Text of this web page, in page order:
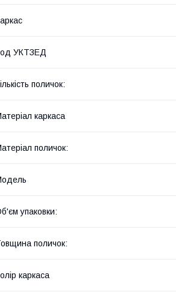
УКТЗЕД
поличок:
каркаса
поличок:
упаковки:
поличок:
каркаса